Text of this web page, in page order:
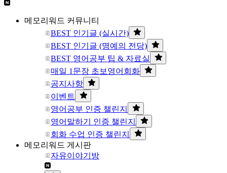
메모리워드 커뮤니티
BEST 인기글 (실시간)
BEST 인기글 (명예의 전당)
BEST 영어공부 팁 & 자료실
매일 1문장 초보영어회화
공지사항
이벤트
영어공부 인증 챌린지
영어말하기 인증 챌린지
회화 수업 인증 챌린지
메모리워드 게시판
자유이야기방